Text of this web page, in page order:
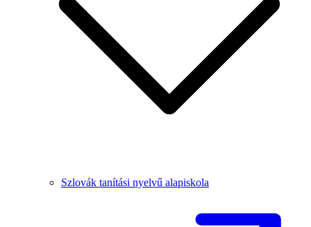
Szlovák tanítási nyelvű alapiskola